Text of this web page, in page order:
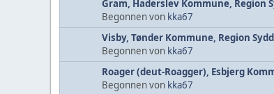
Gram, Haderslev Kommune, Region
Begonnen von kka67
Visby, Tønder Kommune, Region
Begonnen von kka67
Roager (deut-Roagger), Esbjerg
Begonnen von kka67